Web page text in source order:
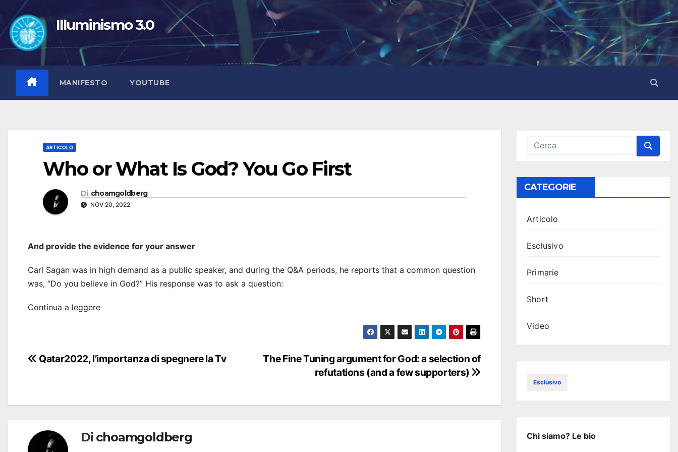
contenuto
Illuminismo 3.0
MANIFESTO YOUTUBE
ARTICOLO
Who or What Is God? You Go First
Di choamgoldberg
NOV 20, 2022
And provide the evidence for your answer
Carl Sagan was in high demand as a public speaker, and during the Q&A periods, he reports that a common question
was, “Do you believe in God?” His response was to ask a question:
Continua a leggere
Navigazione
The Fine Tuning argument for God: a selection of
refutations (and a few supporters)
Qatar2022, l’importanza di spegnere la Tv
Di choamgoldberg
CATEGORIE
Articolo
Esclusivo
Primarie
Short
Video
Esclusivo
Chi siamo? Le bio